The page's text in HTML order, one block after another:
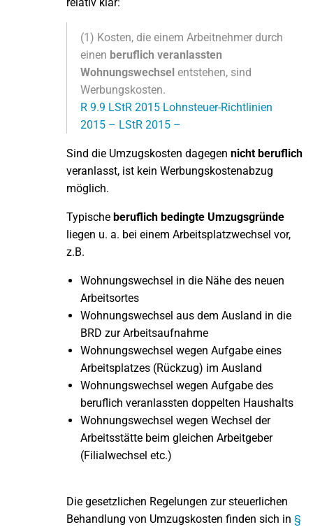
(1) Kosten, die einem Arbeitnehmer durch
einen beruflich veranlassten
Wohnungswechsel entstehen, sind
Werbungskosten.
R 9.9 LStR 2015 Lohnsteuer-Richtlinien
2015 – LStR 2015 –
Sind die Umzugskosten dagegen nicht beruflich
veranlasst, ist kein Werbungskostenabzug
möglich.
Typische beruflich bedingte Umzugsgründe
liegen u. a. bei einem Arbeitsplatzwechsel vor,
z.B.
Wohnungswechsel in die Nähe des neuen
Arbeitsortes
Wohnungswechsel aus dem Ausland in die
BRD zur Arbeitsaufnahme
Wohnungswechsel wegen Aufgabe eines
Arbeitsplatzes (Rückzug) im Ausland
Wohnungswechsel wegen Aufgabe des
beruflich veranlassten doppelten Haushalts
Wohnungswechsel wegen Wechsel der
Arbeitsstätte beim gleichen Arbeitgeber
(Filialwechsel etc.)
Die gesetzlichen Regelungen zur steuerlichen
Behandlung von Umzugskosten finden sich in §